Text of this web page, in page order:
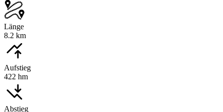
Länge
8.2 km
Aufstieg
422 hm
Abstieg